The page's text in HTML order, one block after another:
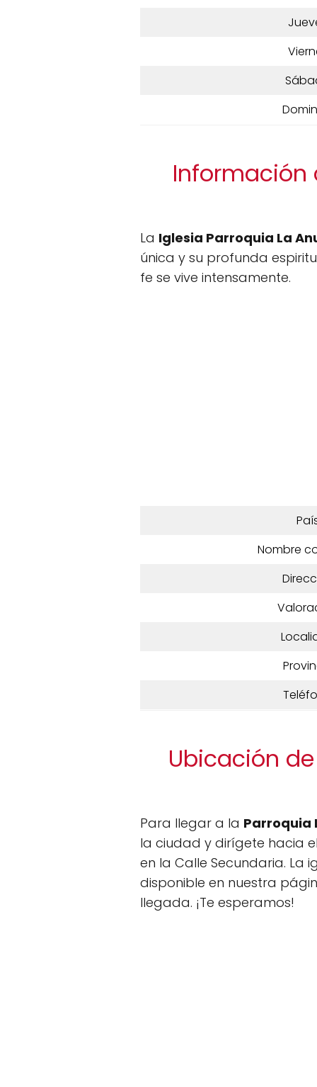
Información
La Iglesia Parroquia La
única y su profunda
fe se vive intensamente.
Nombre
Ubicación
Para llegar a la Parroquia
la ciudad y dirígete hacia
en la Calle Secundaria. La
disponible en nuestra
llegada. ¡Te esperamos!